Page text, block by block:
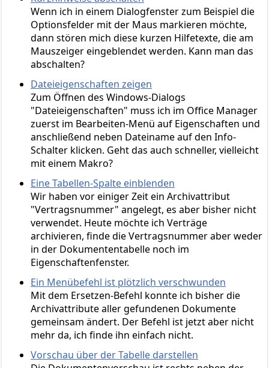
Wenn ich in einem Dialogfenster zum Beispiel die
Optionsfelder mit der Maus markieren möchte,
dann stören mich diese kurzen Hilfetexte, die am
Mauszeiger eingeblendet werden. Kann man das
abschalten?
Dateieigenschaften zeigen
Zum Öffnen des Windows-Dialogs
"Dateieigenschaften" muss ich im Office Manager
zuerst im Bearbeiten-Menü auf Eigenschaften und
anschließend neben Dateiname auf den Info-
Schalter klicken. Geht das auch schneller, vielleicht
mit einem Makro?
Eine Tabellen-Spalte einblenden
Wir haben vor einiger Zeit ein Archivattribut
"Vertragsnummer" angelegt, es aber bisher nicht
verwendet. Heute möchte ich Verträge
archivieren, finde die Vertragsnummer aber weder
in der Dokumententabelle noch im
Eigenschaftenfenster.
Ein Menübefehl ist plötzlich verschwunden
Mit dem Ersetzen-Befehl konnte ich bisher die
Archivattribute aller gefundenen Dokumente
gemeinsam ändert. Der Befehl ist jetzt aber nicht
mehr da, ich finde ihn einfach nicht.
Vorschau über der Tabelle darstellen